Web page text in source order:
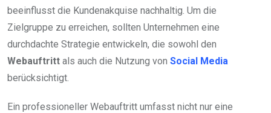
beeinflusst die Kundenakquise nachhaltig. Um die
Zielgruppe zu erreichen, sollten Unternehmen eine
durchdachte Strategie entwickeln, die sowohl den
Webauftritt als auch die Nutzung von Social Media
berücksichtigt.
Ein professioneller Webauftritt umfasst nicht nur eine